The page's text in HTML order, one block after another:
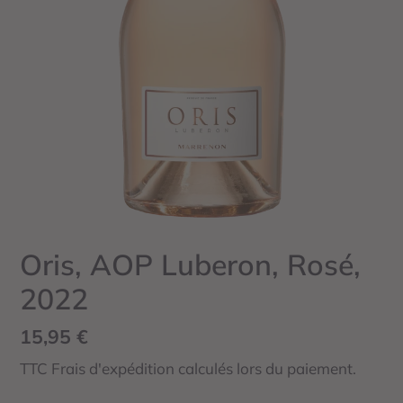
Oris, AOP Luberon, Rosé,
2022
Prix
normal
15,95 €
TTC Frais d'expédition calculés lors du paiement.